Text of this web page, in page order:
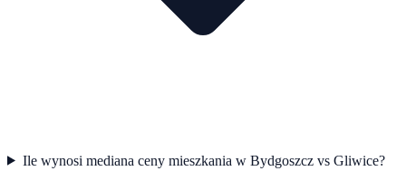
Ile wynosi mediana ceny mieszkania w Bydgoszcz vs Gliwice?